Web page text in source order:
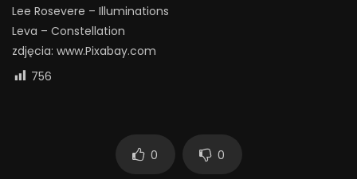
Lee Rosevere – Illuminations
Leva – Constellation
zdjęcia: www.Pixabay.com
756
0 0